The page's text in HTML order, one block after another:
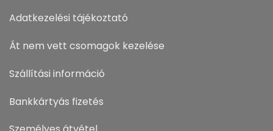
Adatkezelési tájékoztató
Át nem vett csomagok kezelése
Szállítási információ
Bankkártyás fizetés